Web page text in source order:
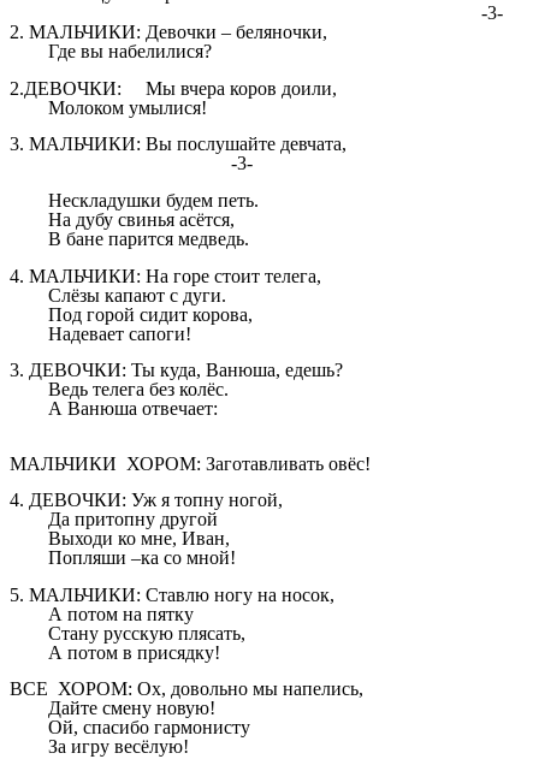
-3-
2. МАЛЬЧИКИ: Девочки – беляночки,
Где вы набелилися?
2.ДЕВОЧКИ: Мы вчера коров доили,
Молоком умылися!
3. МАЛЬЧИКИ: Вы послушайте девчата,
-3-
Нескладушки будем петь.
На дубу свинья асётся,
В бане парится медведь.
4. МАЛЬЧИКИ: На горе стоит телега,
Слёзы капают с дуги.
Под горой сидит корова,
Надевает сапоги!
3. ДЕВОЧКИ: Ты куда, Ванюша, едешь?
Ведь телега без колёс.
А Ванюша отвечает:
МАЛЬЧИКИ ХОРОМ: Заготавливать овёс!
4. ДЕВОЧКИ: Уж я топну ногой,
Да притопну другой
Выходи ко мне, Иван,
Попляши –ка со мной!
5. МАЛЬЧИКИ: Ставлю ногу на носок,
А потом на пятку
Стану русскую плясать,
А потом в присядку!
ВСЕ ХОРОМ: Ох, довольно мы напелись,
Дайте смену новую!
Ой, спасибо гармонисту
За игру весёлую!